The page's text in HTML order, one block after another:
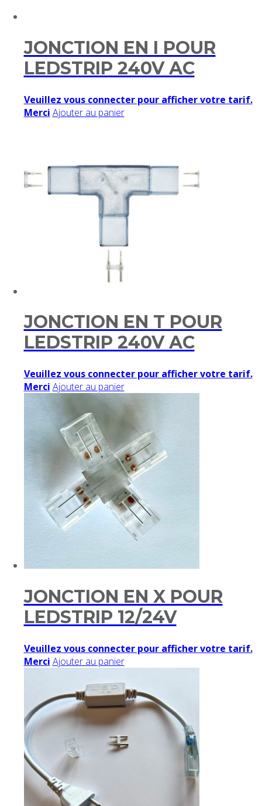
JONCTION EN I POUR
LEDSTRIP 240V AC
Veuillez vous connecter pour afficher votre tarif.
Merci Ajouter au panier
JONCTION EN T POUR
LEDSTRIP 240V AC
Veuillez vous connecter pour afficher votre tarif.
Merci Ajouter au panier
JONCTION EN X POUR
LEDSTRIP 12/24V
Veuillez vous connecter pour afficher votre tarif.
Merci Ajouter au panier